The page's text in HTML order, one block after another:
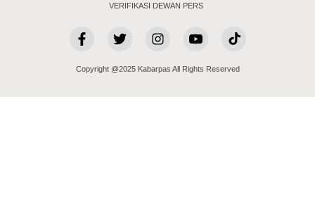
VERIFIKASI DEWAN PERS
Copyright @2025 Kabarpas All Rights Reserved